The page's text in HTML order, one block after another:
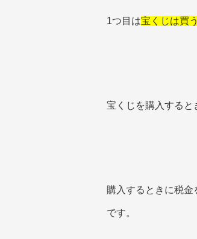
1つ目は宝くじは買
宝くじを購入すると
購入するときに税
です。